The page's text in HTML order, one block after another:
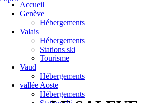
Accueil
Genève
Hébergements
Valais
Hébergements
Stations ski
Tourisme
Vaud
Hébergements
vallée Aoste
Hébergements